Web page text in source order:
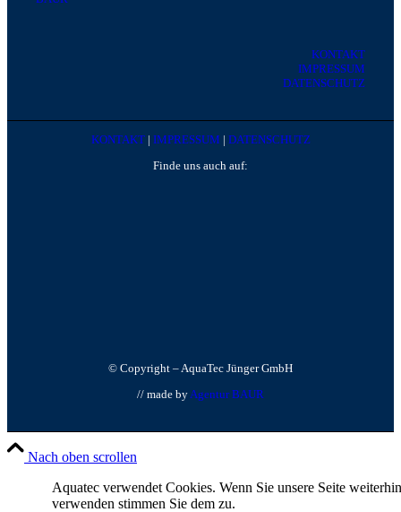
KONTAKT
IMPRESSUM
DATENSCHUTZ
KONTAKT| IMPRESSUM | DATENSCHUTZ
Finde uns auch auf:
© Copyright – AquaTec Jünger GmbH
// made by Agentur BAUR
Nach oben scrollen
Aquatec verwendet Cookies. Wenn Sie unsere Seite weiterhin
verwenden stimmen Sie dem zu.